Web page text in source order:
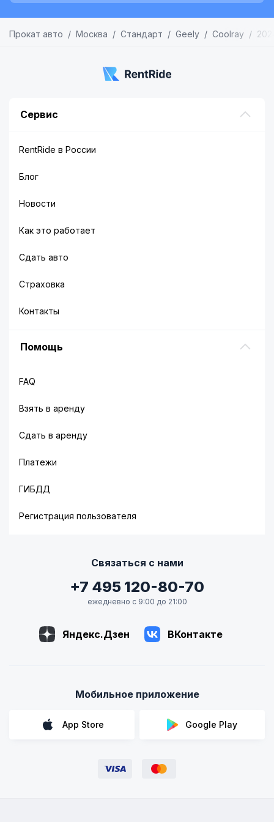
Прокат авто Москва Стандарт Geely Coolray
Сервис
RentRide в России
Блог
Новости
Как это работает
Сдать авто
Страховка
Контакты
Помощь
FAQ
Взять в аренду
Сдать в аренду
Платежи
ГИБДД
Регистрация пользователя
Связаться с нами
+7 495 120-80-70
ежедневно с 9:00 до 21:00
Яндекс.Дзен ВКонтакте
Мобильное приложение
App Store Google Play